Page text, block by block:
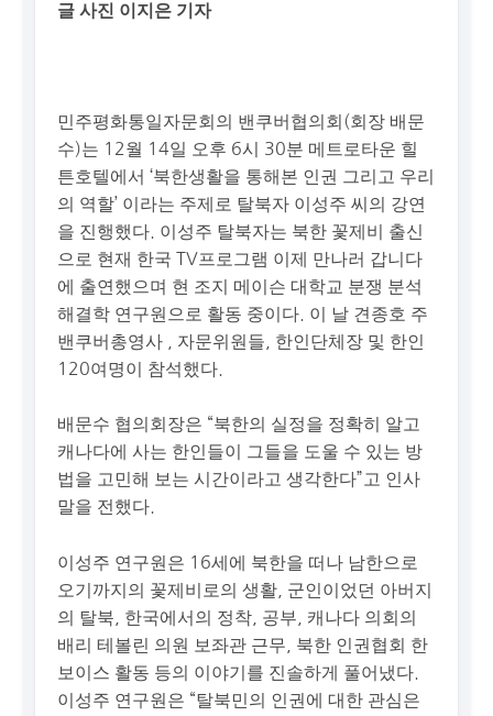
글 사진 이지은 기자
민주평화통일자문회의 밴쿠버협의회(회장 배문
수)는 12월 14일 오후 6시 30분 메트로타운 힐
튼호텔에서 ‘북한생활을 통해본 인권 그리고 우리
의 역할’ 이라는 주제로 탈북자 이성주 씨의 강연
을 진행했다. 이성주 탈북자는 북한 꽃제비 출신
으로 현재 한국 TV프로그램 이제 만나러 갑니다
에 출연했으며 현 조지 메이슨 대학교 분쟁 분석
해결학 연구원으로 활동 중이다. 이 날 견종호 주
밴쿠버총영사 , 자문위원들, 한인단체장 및 한인
120여명이 참석했다.
배문수 협의회장은 “북한의 실정을 정확히 알고
캐나다에 사는 한인들이 그들을 도울 수 있는 방
법을 고민해 보는 시간이라고 생각한다”고 인사
말을 전했다.
이성주 연구원은 16세에 북한을 떠나 남한으로
오기까지의 꽃제비로의 생활, 군인이었던 아버지
의 탈북, 한국에서의 정착, 공부, 캐나다 의회의
배리 테볼린 의원 보좌관 근무, 북한 인권협회 한
보이스 활동 등의 이야기를 진솔하게 풀어냈다.
이성주 연구원은 “탈북민의 인권에 대한 관심은